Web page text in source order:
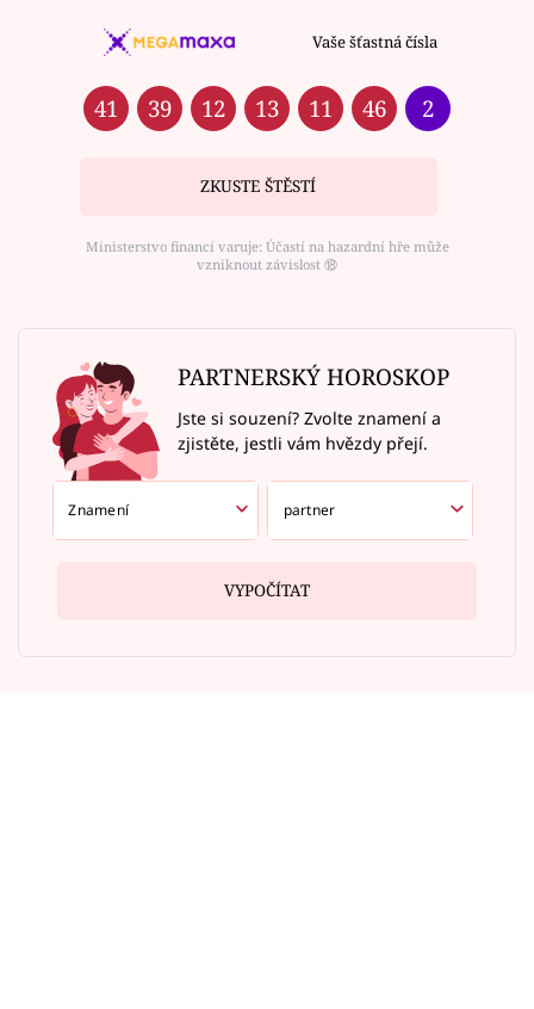
Vaše šťastná čísla
41 39 12 13 11 46 2
ZKUSTE ŠTĚSTÍ
Ministerstvo financí varuje: Účastí na hazardní hře může
vzniknout závislost ⑱
PARTNERSKÝ HOROSKOP
Jste si souzení? Zvolte znamení a
zjistěte, jestli vám hvězdy přejí.
VYPOČÍTAT